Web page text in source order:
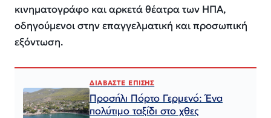
κινηματογράφο και αρκετά θέατρα των ΗΠΑ,
οδηγούμενοι στην επαγγελματική και προσωπική
εξόντωση.
ΔΙΑΒΑΣΤΕ ΕΠΙΣΗΣ
Προσήλι Πόρτο Γερμενό: Ένα
πολύτιμο ταξίδι στο χθες